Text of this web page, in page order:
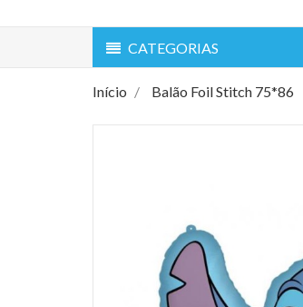
CATEGORIAS
Início Balão Foil Stitch 75*86